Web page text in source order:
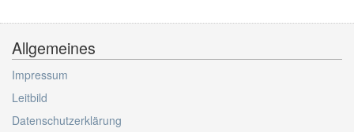
Allgemeines
Impressum
Leitbild
Datenschutzerklärung